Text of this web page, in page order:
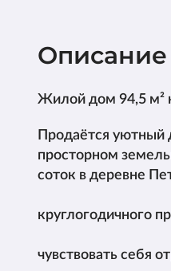
Описание
Жилой дом 94,5 м²
Продаётся
соток в деревне
Дом
круглогодичного
которая
чувствовать себя